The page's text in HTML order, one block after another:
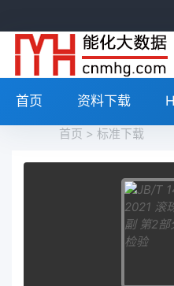
首页 资料下载
首页 > 标准下载